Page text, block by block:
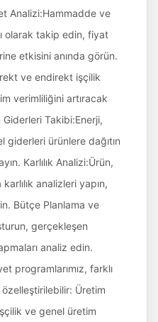
Analizi:Hammadde ve
olarak takip edin, fiyat
etkisini anında görün.
ve endirekt işçilik
verimliliğini artıracak
Takibi:Enerji,
giderleri ürünlere dağıtın
Karlılık Analizi:Ürün,
analizleri yapın,
Bütçe Planlama ve
gerçekleşen
analiz edin.
programlarımız, farklı
Üretim
ve genel üretim